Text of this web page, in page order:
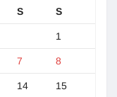
S S
1
7 8
14 15